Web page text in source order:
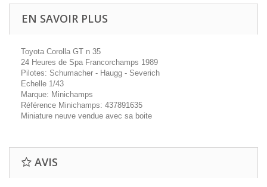
EN SAVOIR PLUS
Toyota Corolla GT n 35
24 Heures de Spa Francorchamps 1989
Pilotes: Schumacher - Haugg - Severich
Echelle 1/43
Marque: Minichamps
Référence Minichamps: 437891635
Miniature neuve vendue avec sa boite
AVIS